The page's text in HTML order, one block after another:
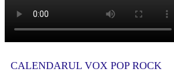
CALENDARUL VOX POP ROCK